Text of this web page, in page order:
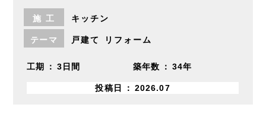
施 工 キッチン
テーマ 戸建て リフォーム
工期 3日間 築年数 34年
投稿日 2026.07